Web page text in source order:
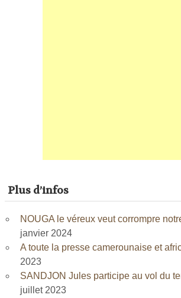
Plus d’infos
NOUGA le véreux veut corrompre
janvier 2024
A toute la presse camerounaise et
2023
SANDJON Jules participe au vol du
juillet 2023